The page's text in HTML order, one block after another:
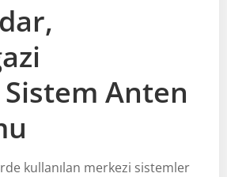
Anten
kullanılan merkezi sistemler